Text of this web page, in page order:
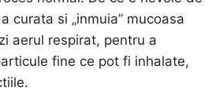
curata si „inmuia” mucoasa
aerul respirat, pentru a
fine ce pot fi inhalate,